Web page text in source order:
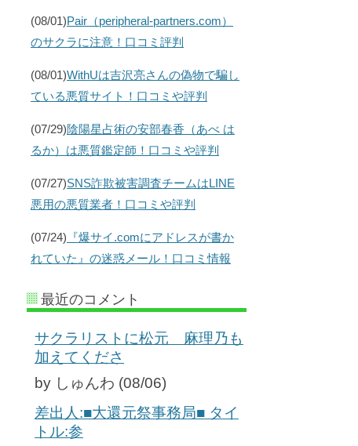
(08/01)Pair（peripheral-partners.com）
のサクラに注意！口コミ評判
(08/01)WithUは吉沢亮さんの偽物で騙し
ている悪質サイト！口コミや評判
(07/29)陰陽星占術の安部春香（あべ は
るか）は悪質鑑定師！口コミや評判
(07/27)SNS詐欺被害調査チームはLINE
悪用の悪質業者！口コミや評判
(07/24) 『爆サイ.comにアドレスが書か
れていた』の迷惑メール！口コミ情報
最近のコメント
サクラリストに松元 麻理乃も
加えてくださ
by しゅんわ (08/06)
差出人:■大還元祭事務局■ タイ
トル:参